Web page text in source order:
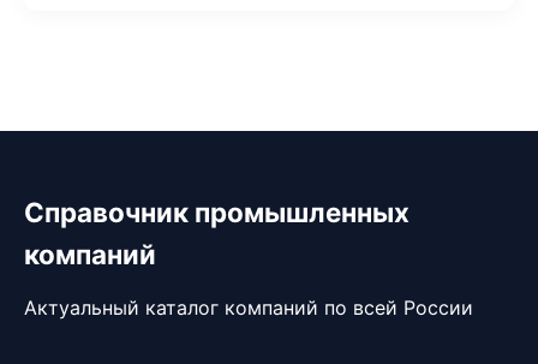
Справочник промышленных
компаний
Актуальный каталог компаний по всей России